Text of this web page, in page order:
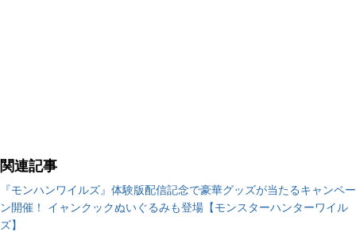
関連記事
『モンハンワイルズ』体験版配信記念で豪華グッズが当たるキャンペー
ン開催！ イャンクックぬいぐるみも登場【モンスターハンターワイル
ズ】